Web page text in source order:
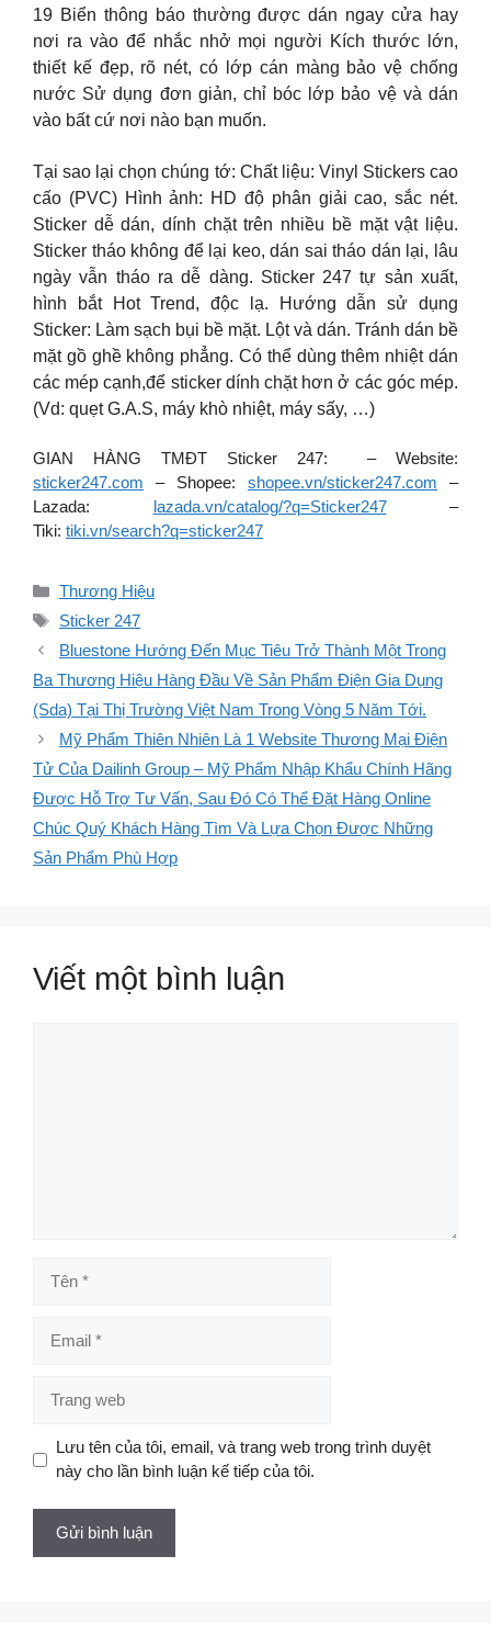
19 Biển thông báo thường được dán ngay cửa hay
nơi ra vào để nhắc nhở mọi người Kích thước lớn,
thiết kế đẹp, rõ nét, có lớp cán màng bảo vệ chống
nước Sử dụng đơn giản, chỉ bóc lớp bảo vệ và dán
vào bất cứ nơi nào bạn muốn.
Tại sao lại chọn chúng tớ: Chất liệu: Vinyl Stickers cao
cấo (PVC) Hình ảnh: HD độ phân giải cao, sắc nét.
Sticker dễ dán, dính chặt trên nhiều bề mặt vật liệu.
Sticker tháo không để lại keo, dán sai tháo dán lại, lâu
ngày vẫn tháo ra dễ dàng. Sticker 247 tự sản xuất,
hình bắt Hot Trend, độc lạ. Hướng dẫn sử dụng
Sticker: Làm sạch bụi bề mặt. Lột và dán. Tránh dán bề
mặt gồ ghề không phẳng. Có thể dùng thêm nhiệt dán
các mép cạnh,để sticker dính chặt hơn ở các góc mép.
(Vd: quẹt G.A.S, máy khò nhiệt, máy sấy, …)
GIAN HÀNG TMĐT Sticker 247: – Website:
sticker247.com – Shopee: shopee.vn/sticker247.com –
Lazada: lazada.vn/catalog/?q=Sticker247–
Tiki: tiki.vn/search?q=sticker247
Danh
mục
Thương Hiệu
Thẻ
Sticker 247
Bluestone Hướng Đến Mục Tiêu Trở Thành Một Trong
Ba Thương Hiệu Hàng Đầu Về Sản Phẩm Điện Gia Dụng
(Sda) Tại Thị Trường Việt Nam Trong Vòng 5 Năm Tới.
Mỹ Phẩm Thiên Nhiên Là 1 Website Thương Mại Điện
Tử Của Dailinh Group – Mỹ Phẩm Nhập Khẩu Chính Hãng
Được Hỗ Trợ Tư Vấn, Sau Đó Có Thể Đặt Hàng Online
Chúc Quý Khách Hàng Tìm Và Lựa Chọn Được Những
Sản Phẩm Phù Hợp
Viết một bình luận
web
Lưu tên của tôi, email, và trang web trong trình duyệt
này cho lần bình luận kế tiếp của tôi.